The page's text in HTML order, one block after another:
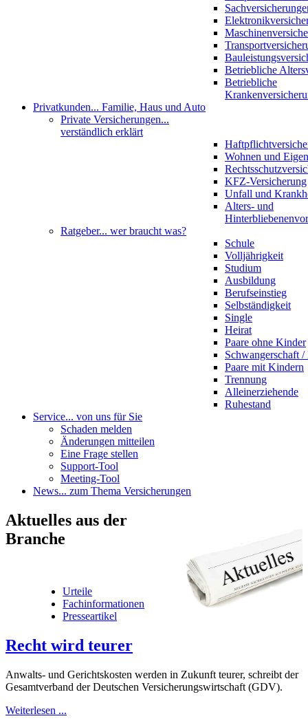
Betriebliche
Betriebliche
Privatkunden... Familie, Haus und Auto
Private Versicherungen...
verständlich erklärt
Wohnen und
KFZ-Versicherung
Unfall und
Alters- und
Ratgeber... wer braucht was?
Schule
Volljährigkeit
Studium
Ausbildung
Berufseinstieg
Selbständigkeit
Single
Heirat
Paare ohne Kinder
Schwangerschaft
Paare mit Kindern
Trennung
Alleinerziehende
Ruhestand
Service... von uns für Sie
Schaden melden
Änderungen mitteilen
Eine Frage stellen
Support-Tool
Meeting-Tool
News... zum Thema Versicherungen
Aktuelles aus der
Branche
Urteile
Fachinformationen
Presseartikel
Recht wird teurer
Anwalts- und Gerichtskosten werden in Zukunft teurer, schreibt der
Gesamtverband der Deutschen Versicherungswirtschaft (GDV).
Weiterlesen ...